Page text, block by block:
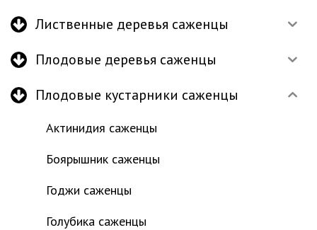
Лиственные деревья саженцы
Плодовые деревья саженцы
Плодовые кустарники саженцы
Актинидия саженцы
Боярышник саженцы
Годжи саженцы
Голубика саженцы